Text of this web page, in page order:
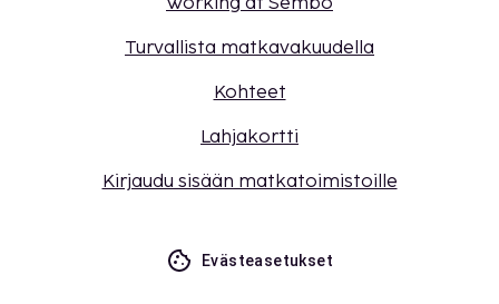
Working at Sembo
Turvallista matkavakuudella
Kohteet
Lahjakortti
Kirjaudu sisään matkatoimistoille
Evästeasetukset